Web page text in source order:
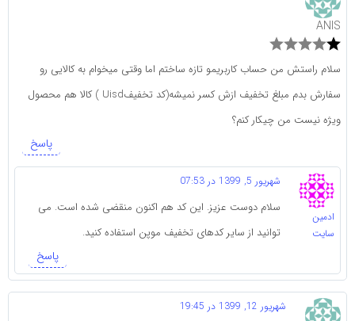
ANIS
سلام راستش من حساب کاربریمو تازه ساختم اما وقتی میخوام به کالایی رو
سفارش بدم مبلغ تخفیف ازش کسر نمیشه(کد تخفیفUisd ) کالا هم محصول
ویژه نیست من چیکار کنم؟
پاسخ
ادمین
سایت
شهریور 5, 1399 در 07:53
سلام دوست عزیز. این کد هم اکنون منقضی شده است. می
توانید از سایر کدهای تخفیف موپن استفاده کنید.
پاسخ
شهریور 12, 1399 در 19:45